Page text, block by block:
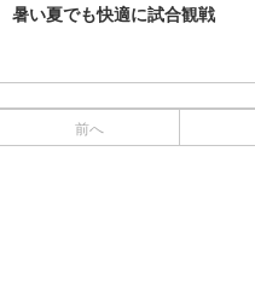
暑い夏でも快適に試合観戦
前へ